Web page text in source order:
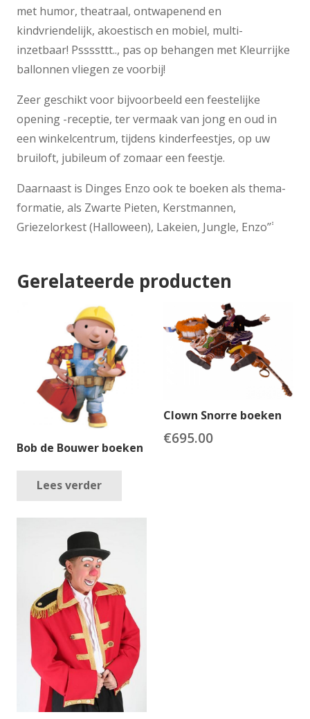
met humor, theatraal, ontwapenend en
kindvriendelijk, akoestisch en mobiel, multi-
inzetbaar! Pssssttt.., pas op behangen met Kleurrijke
ballonnen vliegen ze voorbij!
Zeer geschikt voor bijvoorbeeld een feestelijke
opening -receptie, ter vermaak van jong en oud in
een winkelcentrum, tijdens kinderfeestjes, op uw
bruiloft, jubileum of zomaar een feestje.
Daarnaast is Dinges Enzo ook te boeken als thema-
formatie, als Zwarte Pieten, Kerstmannen,
Griezelorkest (Halloween), Lakeien, Jungle, Enzo’݃’
Gerelateerde producten
Bob de Bouwer boeken
Lees verder
Clown Snorre boeken
€695.00